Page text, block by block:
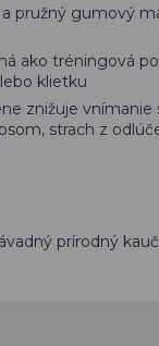
pružný gumový
ako tréningová
klietku
znižuje
strach z
prírodný